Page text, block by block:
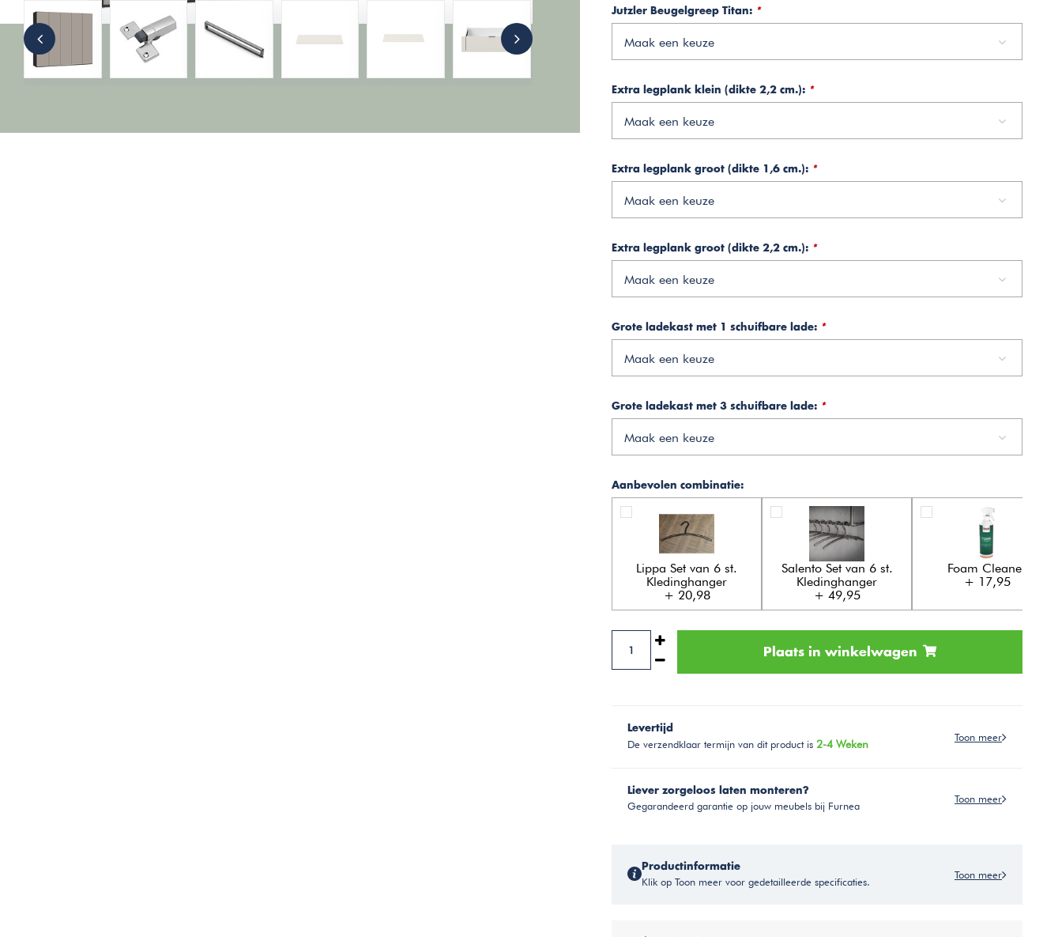
Jutzler Beugelgreep Titan: *
Maak een keuze
Extra legplank klein (dikte 2,2 cm.): *
Maak een keuze
Extra legplank groot (dikte 1,6 cm.): *
Maak een keuze
Extra legplank groot (dikte 2,2 cm.): *
Maak een keuze
Grote ladekast met 1 schuifbare lade: *
Maak een keuze
Grote ladekast met 3 schuifbare lade: *
Maak een keuze
Aanbevolen combinatie:
Lippa Set van 6 st.
Kledinghanger
+ 20,98
Salento Set van 6 st.
Kledinghanger
+ 49,95
Foam Cleaner
+ 17,95
Plaats in winkelwagen
Levertijd
De verzendklaar termijn van dit product is 2-4 Weken
Toon meer
Liever zorgeloos laten monteren?
Gegarandeerd garantie op jouw meubels bij Furnea
Toon meer
Productinformatie
Klik op Toon meer voor gedetailleerde specificaties.
Toon meer